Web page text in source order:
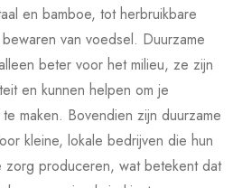
en bamboe, tot herbruikbare
van voedsel. Duurzame
beter voor het milieu, ze zijn
en kunnen helpen om je
maken. Bovendien zijn duurzame
kleine, lokale bedrijven die hun
produceren, wat betekent dat